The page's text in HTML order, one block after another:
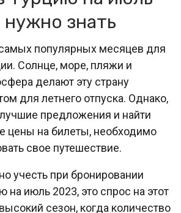
знать
популярных месяцев для
Солнце, море, пляжи и
делают эту страну
для летнего отпуска. Однако,
предложения и найти
цены на билеты, необходимо
свое путешествие.
учесть при бронировании
на июль 2023, это спрос на этот
сезон, когда количество